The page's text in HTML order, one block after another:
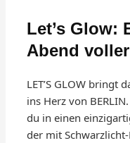
Let’s Glow:
Abend
LET’S GLOW bringt
ins Herz von
du in einen
der mit